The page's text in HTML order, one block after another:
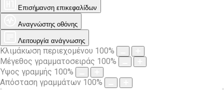
Επισήμανση επικεφαλίδων
Αναγνώστης οθόνης
Λειτουργία ανάγνωσης
Κλιμάκωση περιεχομένου 100%
Μέγεθος γραμματοσειράς 100%
Ύψος γραμμής 100%
Απόσταση γραμμάτων 100%